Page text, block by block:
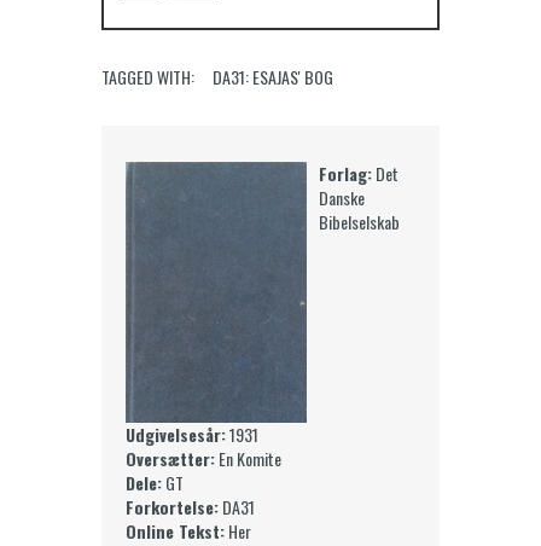
TAGGED WITH: DA31: ESAJAS' BOG
Forlag:Det
Danske
Bibelselskab
Udgivelsesår:1931
Oversætter:En Komite
Dele:GT
Forkortelse:DA31
Online Tekst:Her